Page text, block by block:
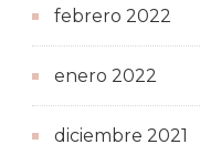
febrero 2022
enero 2022
diciembre 2021